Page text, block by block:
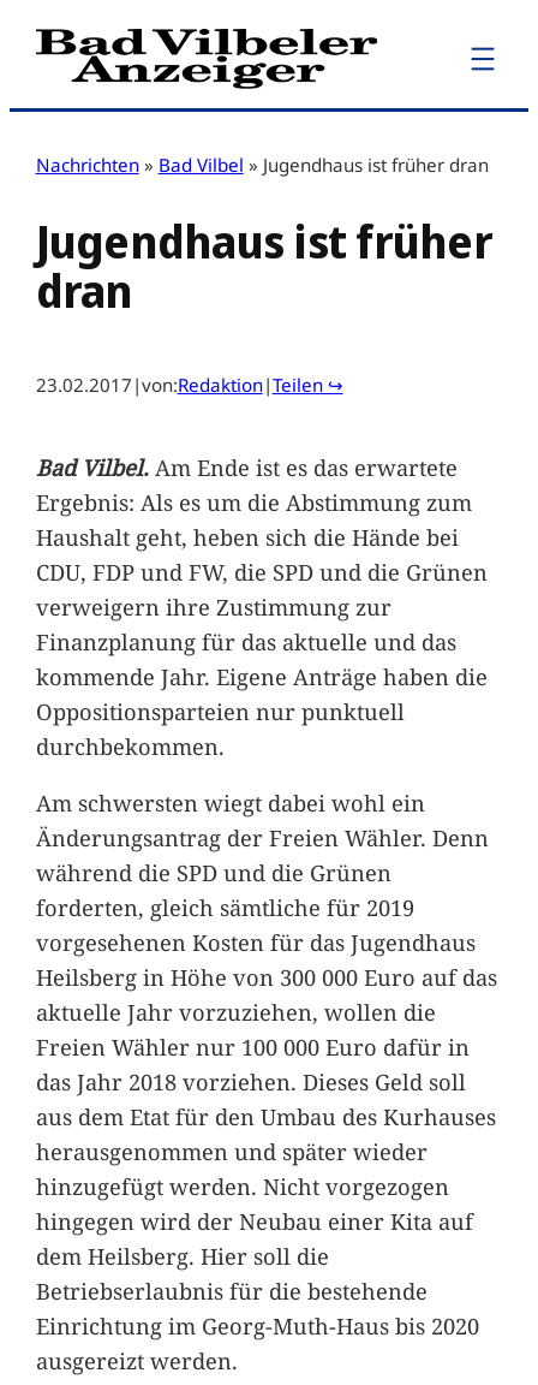
Zum
Inhalt
Nachrichten » Bad Vilbel » Jugendhaus ist früher dran
Jugendhaus ist früher
dran
23.02.2017 |von:Redaktion|Teilen ↪
Bad Vilbel. Am Ende ist es das erwartete
Ergebnis: Als es um die Abstimmung zum
Haushalt geht, heben sich die Hände bei
CDU, FDP und FW, die SPD und die Grünen
verweigern ihre Zustimmung zur
Finanzplanung für das aktuelle und das
kommende Jahr. Eigene Anträge haben die
Oppositionsparteien nur punktuell
durchbekommen.
Am schwersten wiegt dabei wohl ein
Änderungsantrag der Freien Wähler. Denn
während die SPD und die Grünen
forderten, gleich sämtliche für 2019
vorgesehenen Kosten für das Jugendhaus
Heilsberg in Höhe von 300 000 Euro auf das
aktuelle Jahr vorzuziehen, wollen die
Freien Wähler nur 100 000 Euro dafür in
das Jahr 2018 vorziehen. Dieses Geld soll
aus dem Etat für den Umbau des Kurhauses
herausgenommen und später wieder
hinzugefügt werden. Nicht vorgezogen
hingegen wird der Neubau einer Kita auf
dem Heilsberg. Hier soll die
Betriebserlaubnis für die bestehende
Einrichtung im Georg-Muth-Haus bis 2020
ausgereizt werden.